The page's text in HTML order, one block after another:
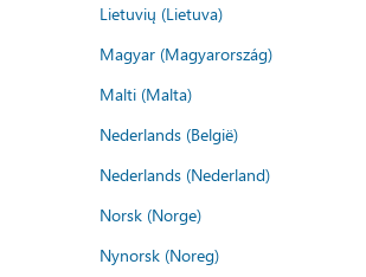
Lietuvių (Lietuva)
Magyar (Magyarország)
Malti (Malta)
Nederlands (België)
Nederlands (Nederland)
Norsk (Norge)
Nynorsk (Noreg)